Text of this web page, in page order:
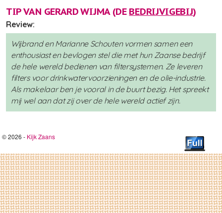
TIP VAN GERARD WIJMA (DE BEDRIJVIGEBIJ)
Review:
Wijbrand en Marianne Schouten vormen samen een
enthousiast en bevlogen stel die met hun Zaanse bedrijf
de hele wereld bedienen van filtersystemen. Ze leveren
filters voor drinkwatervoorzieningen en de olie-industrie.
Als makelaar ben je vooral in de buurt bezig. Het spreekt
mij wel aan dat zij over de hele wereld actief zijn.
© 2026 - Kijk Zaans